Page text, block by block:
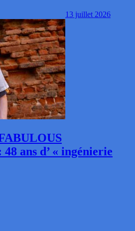
13 juillet 2026
ans d’ « ingénierie